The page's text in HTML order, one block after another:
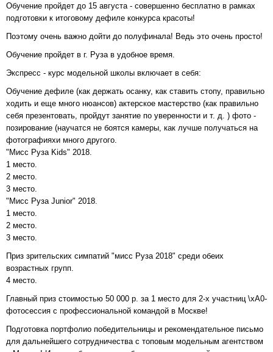
Обучение пройдет до 15 августа - совершенно бесплатно в рамках
подготовки к итоговому дефиле конкурса красоты!
Поэтому очень важно дойти до полуфинала! Ведь это очень просто!
Обучение пройдет в г. Руза в удобное время.
Экспресс - курс модельной школы включает в себя:
Обучение дефиле (как держать осанку, как ставить стопу, правильно
ходить и еще много нюансов) актерское мастерство (как правильно
себя презентовать, пройдут занятие по уверенности и т. д. ) фото -
позирование (научатся не боятся камеры, как лучше получаться на
фотографияхи много другого.
"Мисс Руза Kids" 2018.
1 место.
2 место.
3 место.
"Мисс Руза Junior" 2018.
1 место.
2 место.
3 место.
Приз зрительских симпатий "мисс Руза 2018" среди обеих
возрастных групп.
4 место.
Главный приз стоимостью 50 000 р. за 1 место для 2-х участниц \xA0-
фотосессия с профессиональной командой в Москве!
Подготовка портфолио победительницы и рекомендательное письмо
для дальнейшего сотрудничества с топовым модельным агентством